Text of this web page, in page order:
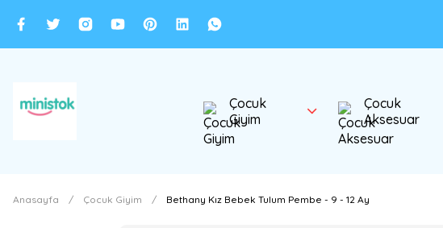
Çocuk
Giyim
Çocuk
Aksesuar
Anasayfa Çocuk Giyim Bethany Kız Bebek Tulum Pembe - 9 - 12 Ay